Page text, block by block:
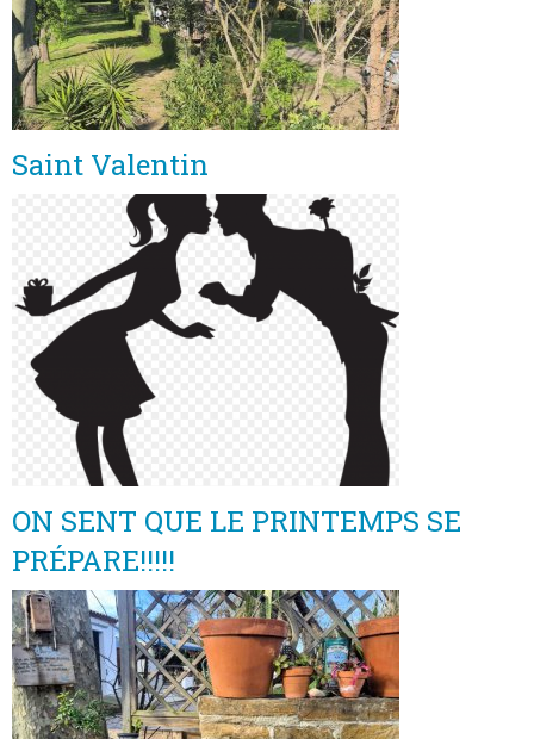
Saint Valentin
ON SENT QUE LE PRINTEMPS SE
PRÉPARE!!!!!